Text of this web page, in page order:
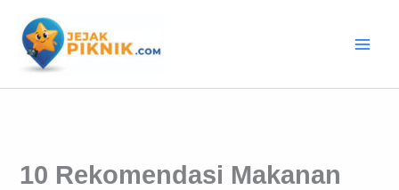
konten
10 Rekomendasi Makanan